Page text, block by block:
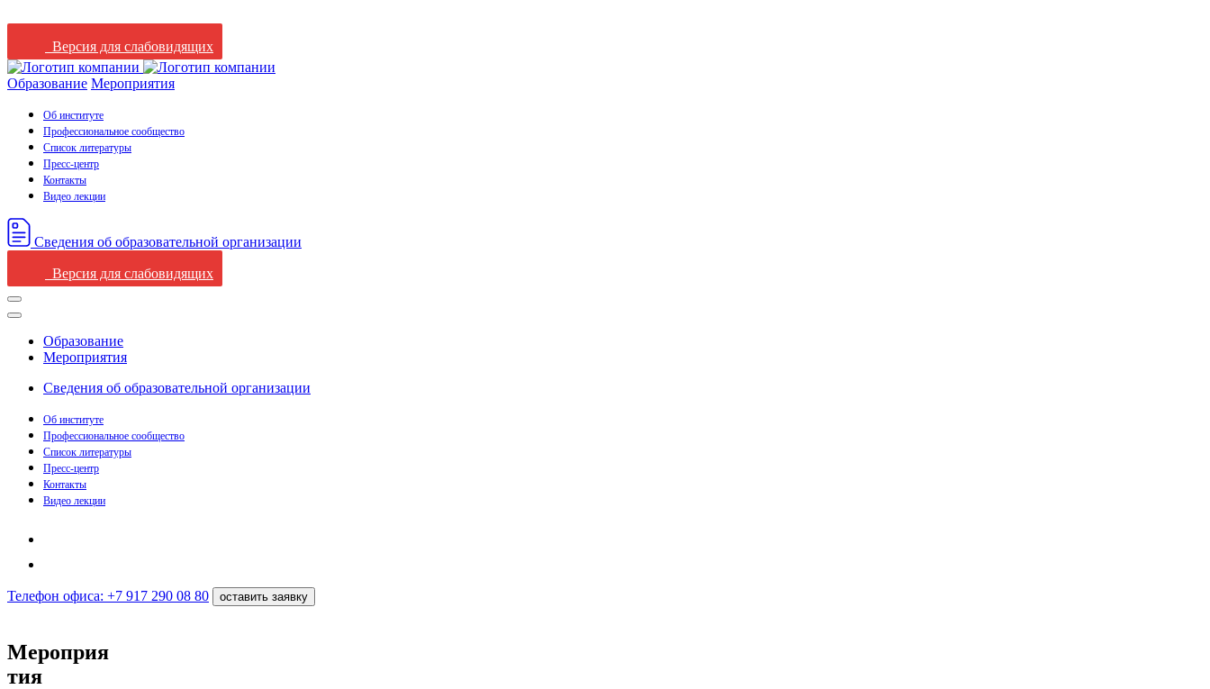
Версия для слабовидящих
Образование Мероприятия
Об институте
Профессиональное сообщество
Список литературы
Пресс-центр
Контакты
Видео лекции
Сведения oб oбразовательной oрганизации
Версия для слабовидящих
Образование
Мероприятия
Сведения oб oбразовательной oрганизации
Об институте
Профессиональное сообщество
Список литературы
Пресс-центр
Контакты
Видео лекции
Телефон офиса: +7 917 290 08 80 оставить заявку
Мероприя
тия